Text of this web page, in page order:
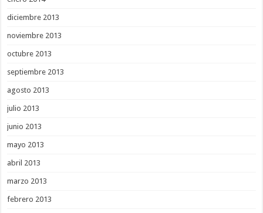
diciembre 2013
noviembre 2013
octubre 2013
septiembre 2013
agosto 2013
julio 2013
junio 2013
mayo 2013
abril 2013
marzo 2013
febrero 2013